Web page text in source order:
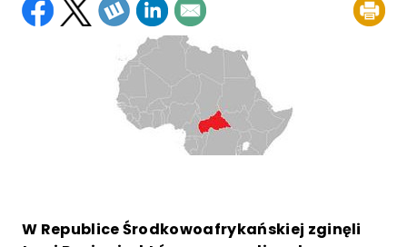
W Republice Środkowoafrykańskiej zginęli